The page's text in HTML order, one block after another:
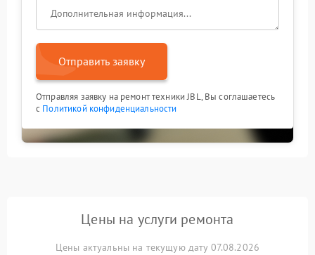
Отправить заявку
Отправляя заявку на ремонт техники JBL, Вы соглашаетесь
с Политикой конфиденциальности
Цены на услуги ремонта
Цены актуальны на текущую дату 07.08.2026